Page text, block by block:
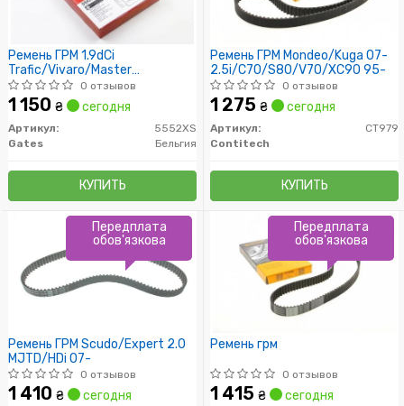
Ремень ГРМ 1.9dCi
Trafic/Vivaro/Master
01-/Laguna 99-0 отзывов
1 150 ₴ сегодня
Артикул:
5552XS
Gates
Бельгия
КУПИТЬ
Ремень ГРМ Mondeo/Kuga 07-
2.5i/C70/S80/V70/XC90 95-
0 отзывов
1 275 ₴ сегодня
Артикул:
CT979
Contitech
КУПИТЬ
Ремень ГРМ Scudo/Expert 2.0
MJTD/HDi 07-
0 отзывов
1 410 ₴ сегодня
Передплата
обов'язкова
Ремень грм
0 отзывов
1 415 ₴ сегодня
Передплата
обов'язкова